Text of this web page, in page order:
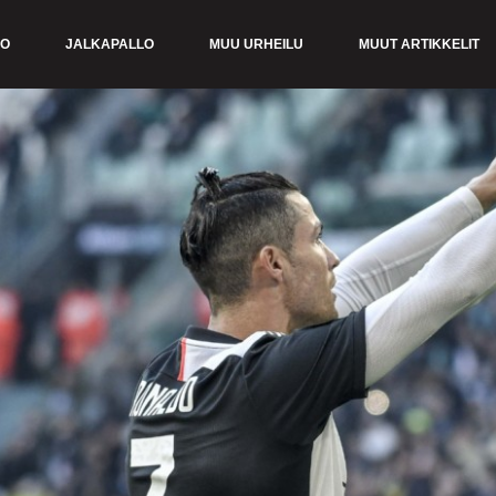
JALKAPALLO MUU URHEILU MUUT ARTIKKELIT